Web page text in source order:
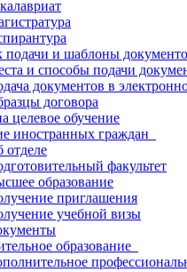
подачи и шаблоны
и способы подачи
документов в
договора
целевое обучение
иностранных граждан
отделе
факультет
образование
приглашения
учебной визы
образование